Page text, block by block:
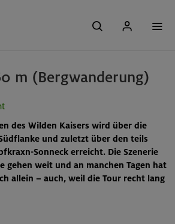
m (Bergwanderung)
des Wilden Kaisers wird über die
und zuletzt über den teils
Sonneck erreicht. Die Szenerie
gehen weit und an manchen Tagen hat
allein – auch, weil die Tour recht lang